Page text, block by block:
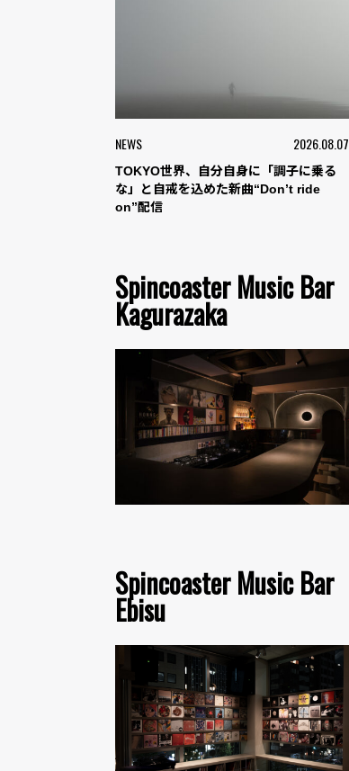
NEWS 2026.08.07
TOKYO世界、自分自身に「調子に乗る
な」と自戒を込めた新曲“Don’t ride
on”配信
Spincoaster Music Bar
Kagurazaka
Spincoaster Music Bar
Ebisu